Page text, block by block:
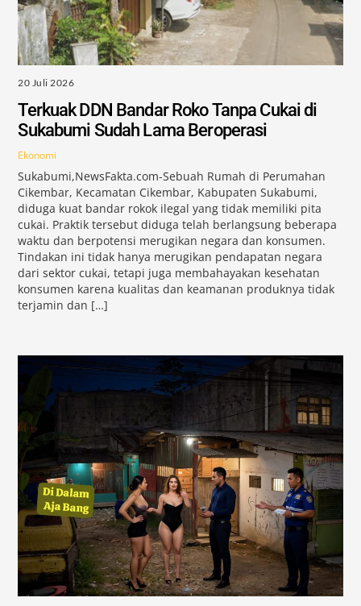
20 Juli 2026
Terkuak DDN Bandar Roko Tanpa Cukai di
Sukabumi Sudah Lama Beroperasi
Ekonomi
Sukabumi,NewsFakta.com-Sebuah Rumah di Perumahan
Cikembar, Kecamatan Cikembar, Kabupaten Sukabumi,
diduga kuat bandar rokok ilegal yang tidak memiliki pita
cukai. Praktik tersebut diduga telah berlangsung beberapa
waktu dan berpotensi merugikan negara dan konsumen.
Tindakan ini tidak hanya merugikan pendapatan negara
dari sektor cukai, tetapi juga membahayakan kesehatan
konsumen karena kualitas dan keamanan produknya tidak
terjamin dan […]